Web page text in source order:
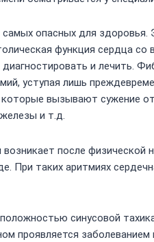
самых опасных для
функция сердца со
и лечить.
уступая лишь
вызывают сужение
и т.д.
после физической
При таких аритмиях
синусовой
проявляется